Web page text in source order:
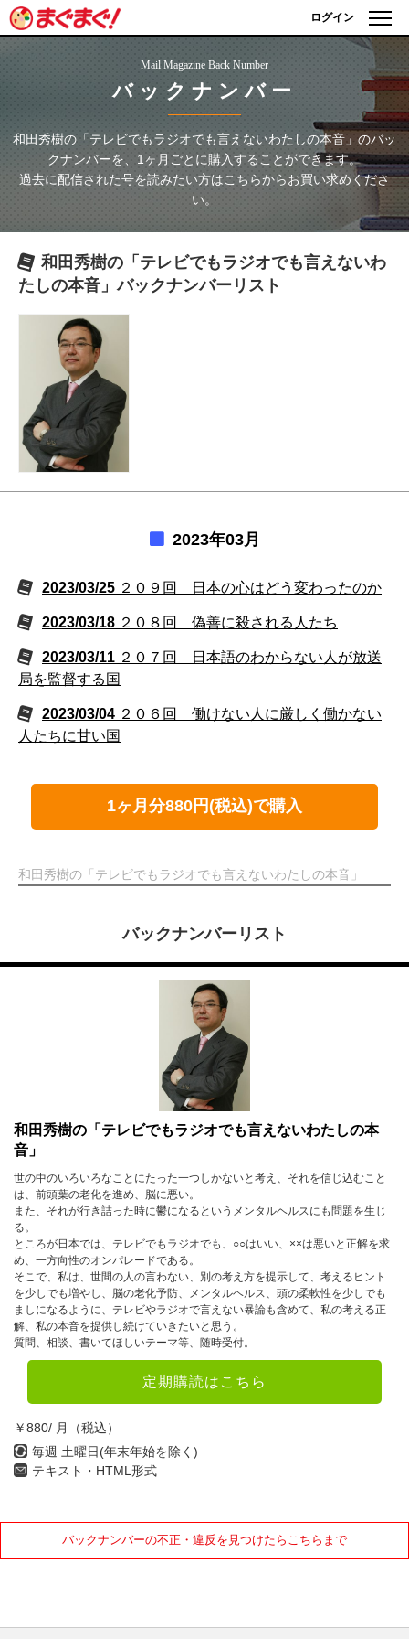
ログイン
Mail Magazine Back Number
バックナンバー
和田秀樹の「テレビでもラジオでも言えないわたしの本音」 のバッ
クナンバーを、1ヶ月ごとに購入することができます。
過去に配信された号を読みたい方はこちらからお買い求めくださ
い。
和田秀樹の「テレビでもラジオでも言えないわ
たしの本音」バックナンバーリスト
2023年03月
2023/03/25 ２０９回 日本の心はどう変わったのか
2023/03/18 ２０８回 偽善に殺される人たち
2023/03/11 ２０７回 日本語のわからない人が放送
局を監督する国
2023/03/04 ２０６回 働けない人に厳しく働かない
人たちに甘い国
1ヶ月分880円(税込)で購入
和田秀樹の「テレビでもラジオでも言えないわたしの本音」
バックナンバーリスト
和田秀樹の「テレビでもラジオでも言えないわたしの本
音」
世の中のいろいろなことにたった一つしかないと考え、それを信じ込むこと
は、前頭葉の老化を進め、脳に悪い。
また、それが行き詰った時に鬱になるというメンタルヘルスにも問題を生じ
る。
ところが日本では、テレビでもラジオでも、○○はいい、××は悪いと正解を求
め、一方向性のオンパレードである。
そこで、私は、世間の人の言わない、別の考え方を提示して、考えるヒント
を少しでも増やし、脳の老化予防、メンタルヘルス、頭の柔軟性を少しでも
ましになるように、テレビやラジオで言えない暴論も含めて、私の考える正
解、私の本音を提供し続けていきたいと思う。
質問、相談、書いてほしいテーマ等、随時受付。
定期購読はこちら
￥880/ 月（税込）
毎週 土曜日(年末年始を除く)
テキスト・HTML形式
バックナンバーの不正・違反を見つけたらこちらまで